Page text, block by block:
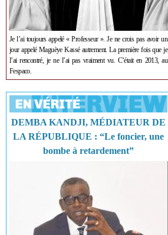
Je l’ai toujours appelé « Professeur ». Je ne crois pas avoir un
jour appelé Maguèye Kassé autrement. La première fois que je
l’ai rencontré, je ne l’ai pas vraiment vu. C’était en 2013, au
Fespaco.
DEMBA KANDJI, MÉDIATEUR DE
LA RÉPUBLIQUE : “Le foncier, une
bombe à retardement”